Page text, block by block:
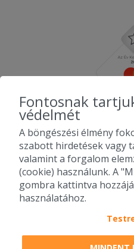
2010-2026 Copyright -
Fontosnak
védelmét
A böngészési élmény
szabott hirdetések vagy
valamint a forgalom
(cookie) használunk. A
gombra kattintva
használatához.